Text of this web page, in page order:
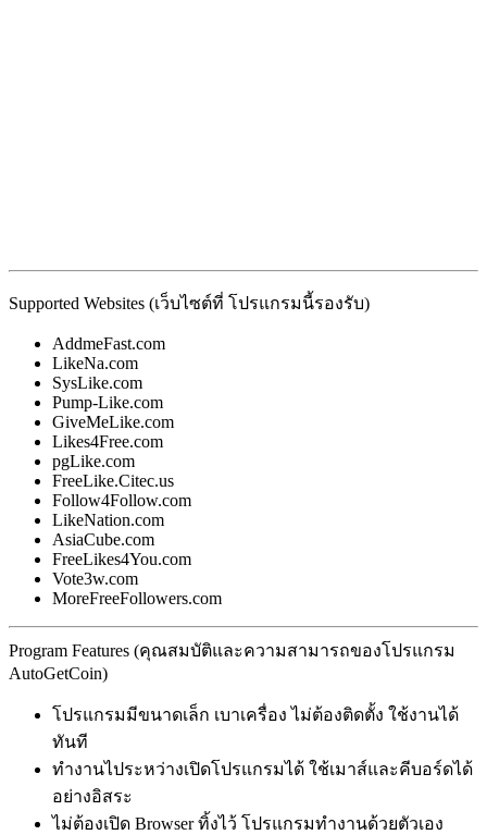
Supported Websites (เว็บไซต์ที่ โปรแกรมนี้รองรับ)
AddmeFast.com
LikeNa.com
SysLike.com
Pump-Like.com
GiveMeLike.com
Likes4Free.com
pgLike.com
FreeLike.Citec.us
Follow4Follow.com
LikeNation.com
AsiaCube.com
FreeLikes4You.com
Vote3w.com
MoreFreeFollowers.com
Program Features (คุณสมบัติและความสามารถของโปรแกรม
AutoGetCoin)
โปรแกรมมีขนาดเล็ก เบาเครื่อง ไม่ต้องติดตั้ง ใช้งานได้
ทันที
ทำงานไประหว่างเปิดโปรแกรมได้ ใช้เมาส์และคีบอร์ดได้
อย่างอิสระ
ไม่ต้องเปิด Browser ทิ้งไว้ โปรแกรมทำงานด้วยตัวเอง